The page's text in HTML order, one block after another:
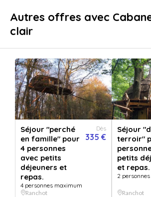
Séjours Nuit insolite
Cabane dans les arbres
Cabane dans les arbres Ranchot
Top établissement
Autres offres avec
clair
Séjour "perché
en famille" pour
4 personnes
avec petits
déjeuners et
repas.
4 personnes maximum
Dès
335 €
Ranchot
Séjour
terroir"
petits
et repas.
2
Ranchot